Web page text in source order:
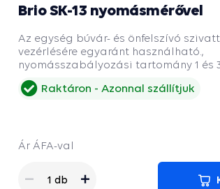
Brio SK-13 nyomásmérővel
Az egység búvár- és önfelszívó
vezérlésére egyaránt használható.,
nyomásszabályozási tartomány 1 és
Raktáron Azonnal szállítjuk
Ár ÁFA-val
1 db